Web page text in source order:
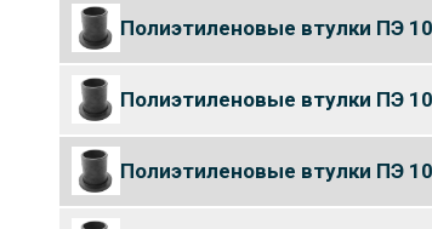
Полиэтиленовые втулки ПЭ
Полиэтиленовые втулки ПЭ
Полиэтиленовые втулки ПЭ